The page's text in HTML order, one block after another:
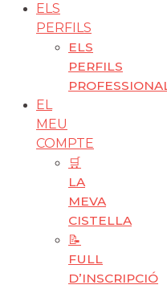
ELS
PERFILS
ELS
PERFILS
EL
MEU
COMPTE
🛒
LA
MEVA
CISTELLA
📝
FULL
D’INSCRIPCIÓ